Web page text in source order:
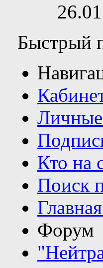
Быстрый
Кто на
Поиск
Форум